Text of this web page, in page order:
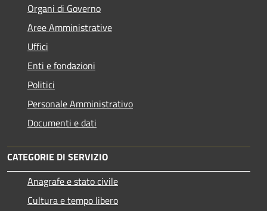
Organi di Governo
Aree Amministrative
Uffici
Enti e fondazioni
Politici
Personale Amministrativo
Documenti e dati
CATEGORIE DI SERVIZIO
Anagrafe e stato civile
Cultura e tempo libero